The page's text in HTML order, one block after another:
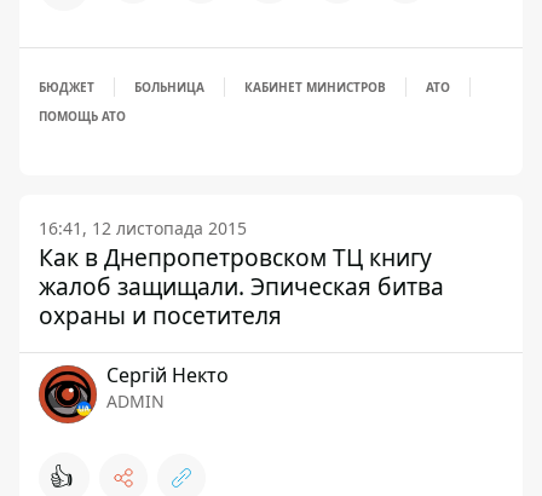
БЮДЖЕТ БОЛЬНИЦА КАБИНЕТ МИНИСТРОВ
АТО
ПОМОЩЬ АТО
16:41, 12 листопада 2015
Как в Днепропетровском ТЦ книгу
жалоб защищали. Эпическая битва
охраны и посетителя
Сергій Некто
ADMIN
👍